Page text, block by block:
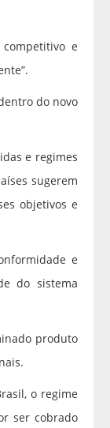
e
do novo
e regimes
sugerem
objetivos e
e
do sistema
produto
o regime
ser cobrado